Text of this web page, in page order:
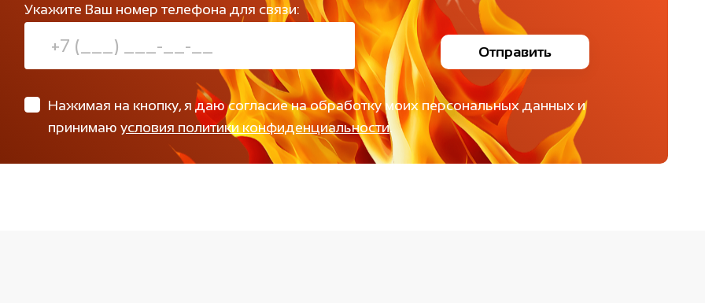
Укажите Ваш номер телефона для связи:
Отправить
Нажимая на кнопку, я даю согласие на обработку моих персональных данных и
принимаю условия политики конфиденциальности.